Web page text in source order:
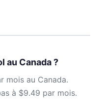
au Canada ?
mois au Canada.
à $9.49 par mois.